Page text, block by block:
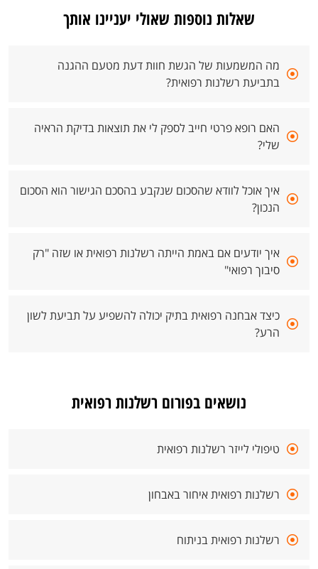
שאלות נוספות שאולי יעניינו אותך
מה המשמעות של הגשת חוות דעת מטעם ההגנה
בתביעת רשלנות רפואית?
האם רופא פרטי חייב לספק לי את תוצאות בדיקת הראיה
שלי?
איך אוכל לוודא שהסכום שנקבע בהסכם הגישור הוא הסכום
הנכון?
איך יודעים אם באמת הייתה רשלנות רפואית או שזה "רק
סיבוך רפואי"
כיצד אבחנה רפואית בתיק יכולה להשפיע על תביעת לשון
הרע?
נושאים בפורום רשלנות רפואית
טיפולי לייזר רשלנות רפואית
רשלנות רפואית איחור באבחון
רשלנות רפואית בניתוח